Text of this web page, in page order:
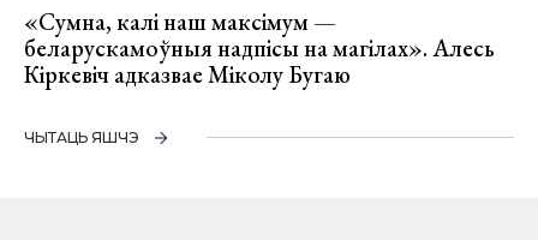
«Сумна, калі наш максімум —
беларускамоўныя надпісы на магілах». Алесь
Кіркевіч адказвае Міколу Бугаю
ЧЫТАЦЬ ЯШЧЭ